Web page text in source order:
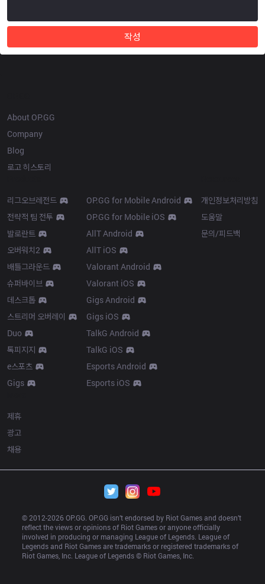
작성
About OP.GG
Company
Blog
로고 히스토리
리그오브레전드
전략적 팀 전투
발로란트
오버워치2
배틀그라운드
슈퍼바이브
데스크톱
스트리머 오버레이
Duo
톡피지지
e스포츠
Gigs
OP.GG for Mobile Android
OP.GG for Mobile iOS
AllT Android
AllT iOS
Valorant Android
Valorant iOS
Gigs Android
Gigs iOS
TalkG Android
TalkG iOS
Esports Android
Esports iOS
개인정보처리방침
도움말
문의/피드백
제휴
광고
채용
© 2012-2026 OP.GG. OP.GG isn’t endorsed by Riot Games and doesn’t
reflect the views or opinions of Riot Games or anyone officially
involved in producing or managing League of Legends. League of
Legends and Riot Games are trademarks or registered trademarks of
Riot Games, Inc. League of Legends © Riot Games, Inc.